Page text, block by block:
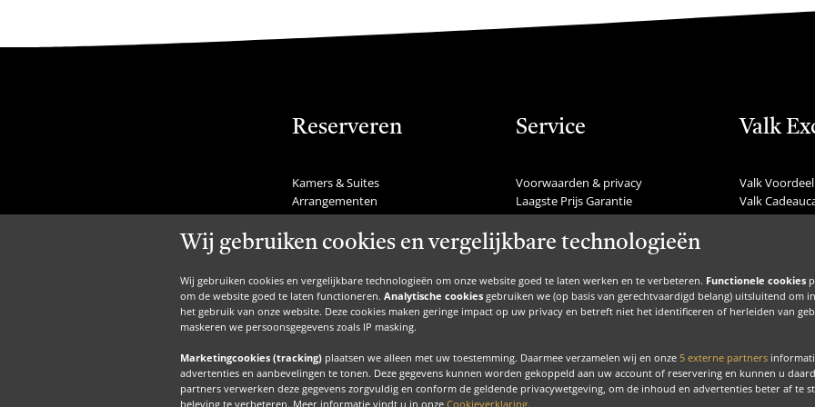
Wij gebruiken cookies en vergelijkbare technologieën
Wij gebruiken cookies en vergelijkbare technologieën om onze website goed te laten werken en te verbeteren. Functionele cookies
om de website goed te laten functioneren. Analytische cookies gebruiken we (op basis van gerechtvaardigd belang) uitsluitend om
het gebruik van onze website. Deze cookies maken geringe impact op uw privacy en betreft niet het identificeren of herleiden van
maskeren we persoonsgegevens zoals IP masking.
Marketingcookies (tracking) plaatsen we alleen met uw toestemming. Daarmee verzamelen wij en onze 5 externe partners
advertenties en aanbevelingen te tonen. Deze gegevens kunnen worden gekoppeld aan uw account of reservering en kunnen u
partners verwerken deze gegevens zorgvuldig en conform de geldende privacywetgeving, om de inhoud en advertenties beter af te
beleving te verbeteren. Meer informatie vindt u in onze Cookieverklaring.
Reserveren
Kamers & Suites
Arrangementen
Feestdagen
Tafel reserveren
Nachtje weg
Weekendje weg
Restaurant voordeel
Activiteiten kalender
Service
Voorwaarden & privacy
Laagste Prijs Garantie
Veelgestelde vragen
Nieuws
Nieuwsbrief
Zakelijke inspiratie
Inspiratie
Valk
Valk Voordeel
Valk
Valk Suites
Valk Voor
Valk
MVO